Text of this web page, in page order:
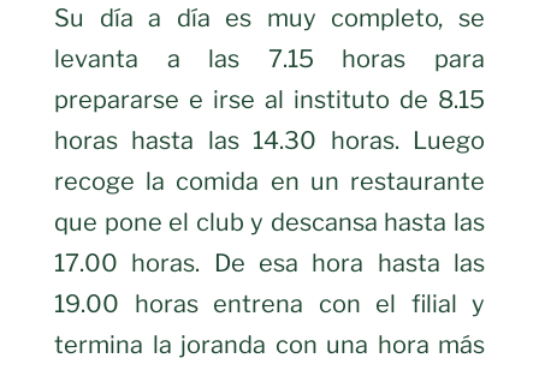
Su día a día es muy completo, se
levanta a las 7.15 horas para
prepararse e irse al instituto de 8.15
horas hasta las 14.30 horas. Luego
recoge la comida en un restaurante
que pone el club y descansa hasta las
17.00 horas. De esa hora hasta las
19.00 horas entrena con el filial y
termina la joranda con una hora más